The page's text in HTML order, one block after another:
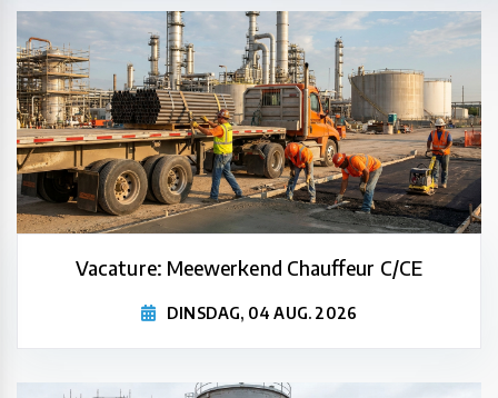
Vacature: Meewerkend Chauffeur C/CE
DINSDAG, 04 AUG. 2026